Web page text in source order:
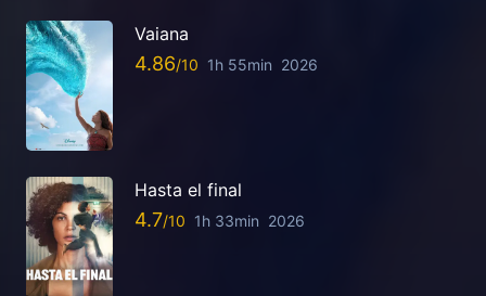
Vaiana
4.86 1h 55min 2026
Hasta el final
4.7 1h 33min 2026